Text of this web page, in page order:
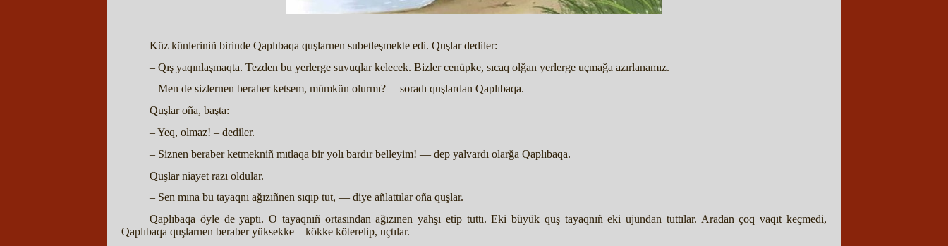
Küz künleriniñ birinde Qaplıbaqa quşlarnen subetleşmekte edi. Quşlar dediler:
– Qış yaqınlaşmaqta. Tezden bu yerlerge suvuqlar kelecek. Bizler cenüpke, sıcaq olğan yerlerge uçmağa azırlanamız.
– Men de sizlernen beraber ketsem, mümkün olurmı? —soradı quşlardan Qaplıbaqa.
Quşlar oña, başta:
– Yeq, olmaz! – dediler.
– Siznen beraber ketmekniñ mıtlaqa bir yolı bardır belleyim! — dep yalvardı olarğa Qaplıbaqa.
Quşlar niayet razı oldular.
– Sen mına bu tayaqnı ağızıñnen sıqıp tut, — diye añlattılar oña quşlar.
Qaplıbaqa öyle de yaptı. O tayaqnıñ ortasından ağızınen yahşı etip tuttı. Eki büyük quş tayaqnıñ eki ujundan tuttılar. Aradan çoq vaqıt keçmedi,
Qaplıbaqa quşlarnen beraber yüksekke – kökke köterelip, uçtılar.